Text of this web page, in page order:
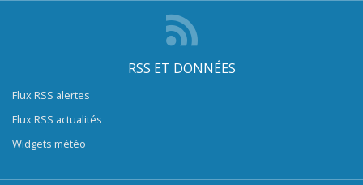
RSS ET DONNÉES
Flux RSS alertes
Flux RSS actualités
Widgets météo